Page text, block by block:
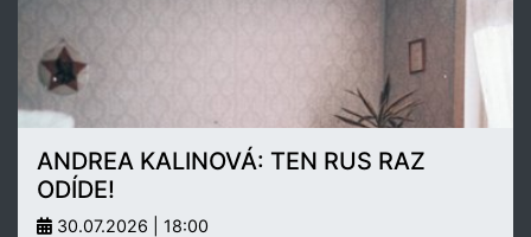
ANDREA KALINOVÁ: TEN RUS RAZ
ODÍDE!
30.07.2026 | 18:00